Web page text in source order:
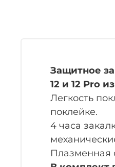
Защитное
12 и 12 Pro
Легкость
поклейке.
4 часа
Плазменная